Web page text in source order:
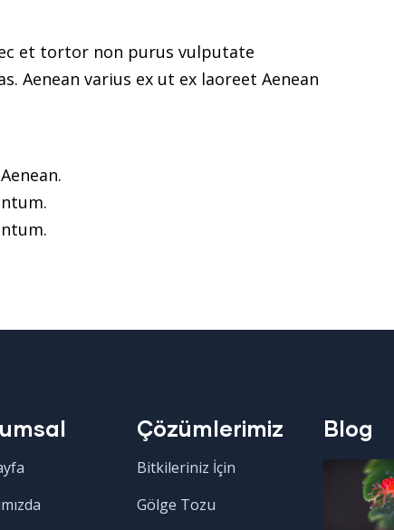
et tortor non purus vulputate
Aenean varius ex ut ex laoreet Aenean
Çözümlerimiz
Bitkileriniz İçin
Gölge Tozu
Blog